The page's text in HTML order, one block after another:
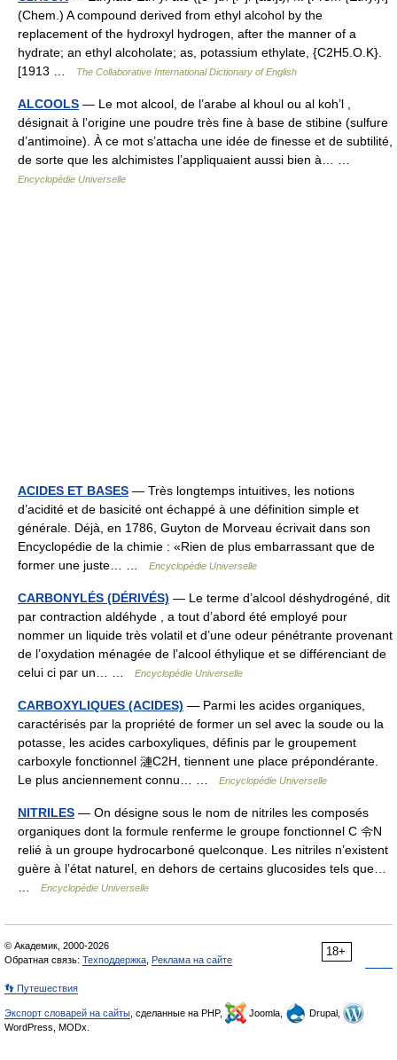
(Chem.) A compound derived from ethyl alcohol by the
replacement of the hydroxyl hydrogen, after the manner of a
hydrate; an ethyl alcoholate; as, potassium ethylate, {C2H5.O.K}.
[1913 …
The Collaborative International Dictionary of English
ALCOOLS — Le mot alcool, de l’arabe al khoul ou al koh’l ,
désignait à l’origine une poudre très fine à base de stibine (sulfure
d’antimoine). À ce mot s’attacha une idée de finesse et de subtilité,
de sorte que les alchimistes l’appliquaient aussi bien à… …
Encyclopédie Universelle
ACIDES ET BASES — Très longtemps intuitives, les notions
d’acidité et de basicité ont échappé à une définition simple et
générale. Déjà, en 1786, Guyton de Morveau écrivait dans son
Encyclopédie de la chimie : «Rien de plus embarrassant que de
former une juste… …
Encyclopédie Universelle
CARBONYLÉS (DÉRIVÉS) — Le terme d’alcool déshydrogéné, dit
par contraction aldéhyde , a tout d’abord été employé pour
nommer un liquide très volatil et d’une odeur pénétrante provenant
de l’oxydation ménagée de l’alcool éthylique et se différenciant de
celui ci par un… …
Encyclopédie Universelle
CARBOXYLIQUES (ACIDES) — Parmi les acides organiques,
caractérisés par la propriété de former un sel avec la soude ou la
potasse, les acides carboxyliques, définis par le groupement
carboxyle fonctionnel 漣C2H, tiennent une place prépondérante.
Le plus anciennement connu… …
Encyclopédie Universelle
NITRILES — On désigne sous le nom de nitriles les composés
organiques dont la formule renferme le groupe fonctionnel C 令N
relié à un groupe hydrocarboné quelconque. Les nitriles n’existent
guère à l’état naturel, en dehors de certains glucosides tels que…
Encyclopédie Universelle
18+
© Академик, 2000-2026
Обратная связь: Техподдержка Реклама на сайте
👣 Путешествия
Экспорт словарей на сайты , сделанные на PHP, Joomla,
Drupal,
WordPress, MODx.